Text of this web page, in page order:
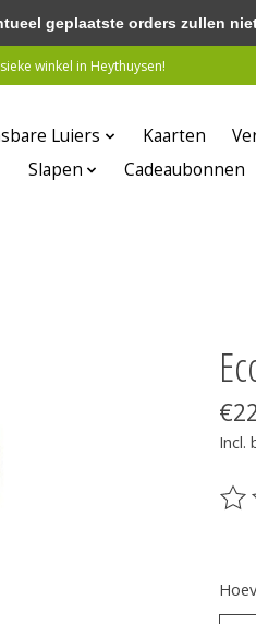
winkel in Heythuysen!
Luiers Kaarten
Slapen Cadeaubonnen
Incl.
De
geplaatste orders zullen